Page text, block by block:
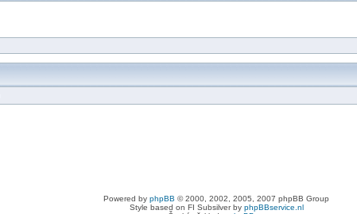
Powered by phpBB © 2000, 2002, 2005, 2007 phpBB Group
Style based on FI Subsilver by phpBBservice.nl